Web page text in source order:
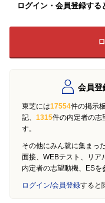
ログイン・会員登録する
会員登
東芝には17554件の掲示
記、 1315件の内定者の志
す。
その他にみん就に集まっ
面接、WEBテスト、リア
内定者の志望動機、ES
ログイン/会員登録すると